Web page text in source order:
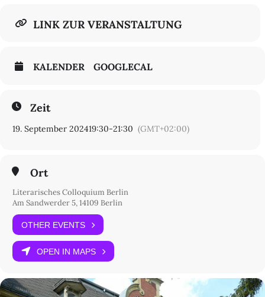
der WELT.LINK ZUR VERANSTALTUNG
KALENDER GOOGLECAL
Zeit
19. September 202419:30-21:30 (GMT+02:00)
Ort
Literarisches Colloquium Berlin
Am Sandwerder 5, 14109 Berlin
OTHER EVENTS
OPEN IN MAPS